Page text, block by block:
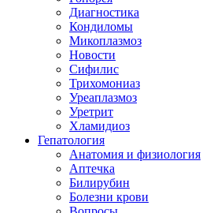
Диагностика
Кондиломы
Микоплазмоз
Новости
Сифилис
Трихомониаз
Уреаплазмоз
Уретрит
Хламидиоз
Гепатология
Анатомия и физиология
Аптечка
Билирубин
Болезни крови